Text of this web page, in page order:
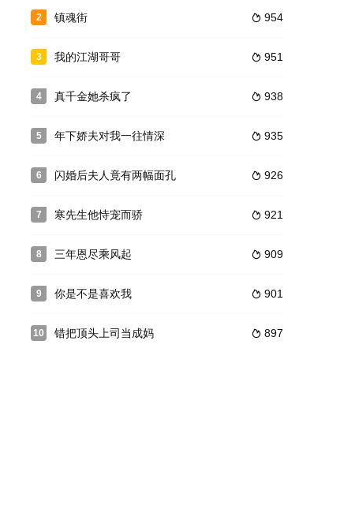
2  954
镇魂街
3  951
我的江湖哥哥
4  938
真千金她杀疯了
5  935
年下娇夫对我一往情深
6  926
闪婚后夫人竟有两幅面孔
7  921
寒先生他恃宠而骄
8  909
三年恩尽乘风起
9  901
你是不是喜欢我
10  897
错把顶头上司当成妈